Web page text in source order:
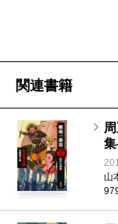
散逸が激しいの
掲載された「新
結後も作品の収
2018年9月から
関連書籍
山